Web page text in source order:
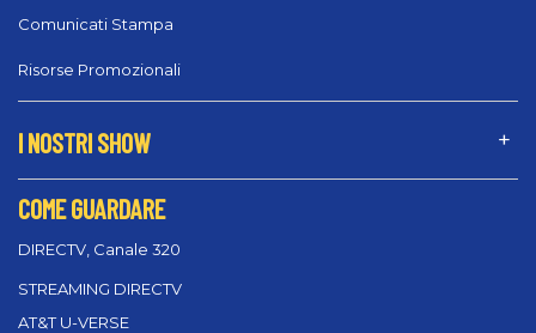
Comunicati Stampa
Risorse Promozionali
I NOSTRI SHOW
COME GUARDARE
DIRECTV, Canale 320
STREAMING DIRECTV
AT&T U-VERSE